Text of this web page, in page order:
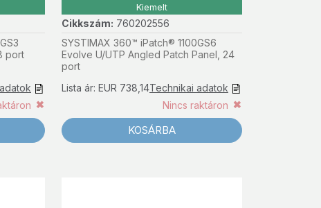
port
Kiemelt
Cikkszám: 760202556
SYSTIMAX 360™ iPatch® 1100GS6
Evolve U/UTP Angled Patch Panel, 24
port
Technikai adatok
Lista ár: EUR 738,14
Nincs raktáron
KOSÁRBA